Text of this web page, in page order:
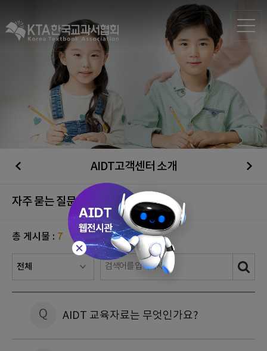
AIDT고객센터 소개
자주 묻는 질문
총 게시물 : 7
Q AIDT 교육자료는 무엇인가요?